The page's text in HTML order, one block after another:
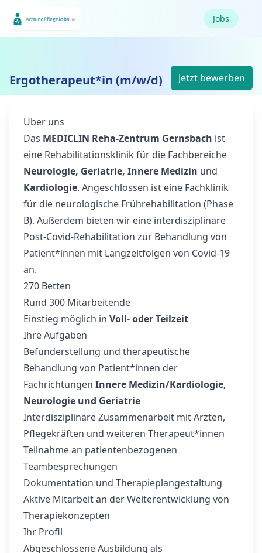
Jobs
Ergotherapeut*in (m/w/d) Jetzt bewerben
Über uns
Das MEDICLIN Reha-Zentrum Gernsbach ist
eine Rehabilitationsklinik für die Fachbereiche
Neurologie, Geriatrie, Innere Medizin und
Kardiologie. Angeschlossen ist eine Fachklinik
für die neurologische Frührehabilitation (Phase
B). Außerdem bieten wir eine interdisziplinäre
Post-Covid-Rehabilitation zur Behandlung von
Patient*innen mit Langzeitfolgen von Covid-19
an.
270 Betten
Rund 300 Mitarbeitende
Einstieg möglich in Voll- oder Teilzeit
Ihre Aufgaben
Befunderstellung und therapeutische
Behandlung von Patient*innen der
Fachrichtungen Innere Medizin/Kardiologie,
Neurologie und Geriatrie
Interdisziplinäre Zusammenarbeit mit Ärzten,
Pflegekräften und weiteren Therapeut*innen
Teilnahme an patientenbezogenen
Teambesprechungen
Dokumentation und Therapieplangestaltung
Aktive Mitarbeit an der Weiterentwicklung von
Therapiekonzepten
Ihr Profil
Abgeschlossene Ausbildung als